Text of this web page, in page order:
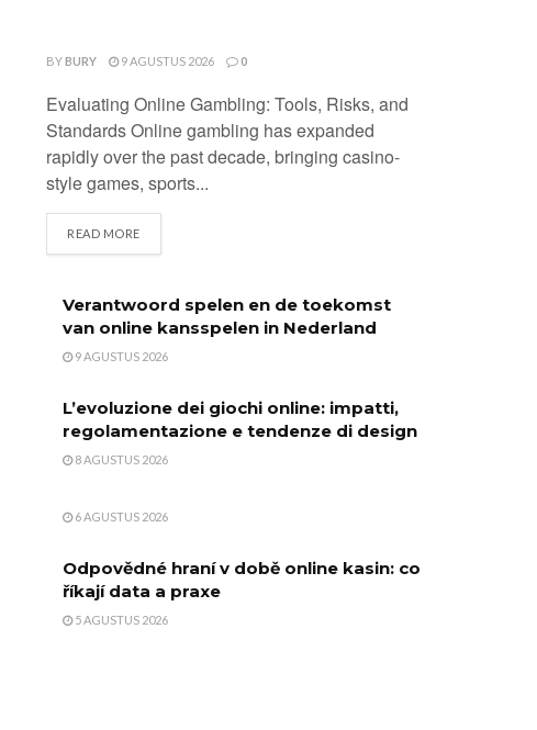
UNCATEGORIZED
BYBURY 9 AGUSTUS 2026 0
Evaluating Online Gambling: Tools, Risks, and
Standards Online gambling has expanded
rapidly over the past decade, bringing casino-
style games, sports...
READ MOREDETAILS
Verantwoord spelen en de toekomst
van online kansspelen in Nederland
9 AGUSTUS 2026
L’evoluzione dei giochi online: impatti,
regolamentazione e tendenze di design
8 AGUSTUS 2026
6 AGUSTUS 2026
Odpovědné hraní v době online kasin: co
říkají data a praxe
5 AGUSTUS 2026